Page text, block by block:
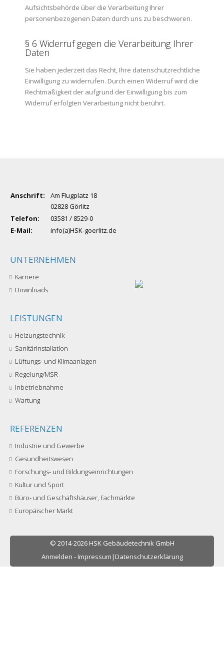
Aufsichtsbehörde über die Verarbeitung Ihrer
personenbezogenen Daten durch uns zu beschweren.
§ 6 Widerruf gegen die Verarbeitung Ihrer
Daten
Sie haben jederzeit das Recht, Ihre datenschutzrechtliche
Einwilligung zu widerrufen. Durch einen Widerruf wird die
Rechtmäßigkeit der aufgrund der Einwilligung bis zum
Widerruf erfolgten Verarbeitung nicht berührt.
Anschrift:
Am Flugplatz 18
02828 Görlitz
Telefon:
03581 / 8529-0
E-Mail:
info(a)HSK-goerlitz.de
UNTERNEHMEN
Karriere
Downloads
LEISTUNGEN
Heizungstechnik
Sanitärinstallation
Lüftungs- und Klimaanlagen
Regelung/MSR
Inbetriebnahme
Wartung
REFERENZEN
Industrie und Gewerbe
Gesundheitswesen
Forschungs- und Bildungseinrichtungen
Kultur und Sport
Büro- und Geschäftshäuser, Fachmärkte
Europäischer Markt
© 2014-2026 HSK Gebäudetechnik GmbH
Anmelden - Impressum | Datenschutzerklärung